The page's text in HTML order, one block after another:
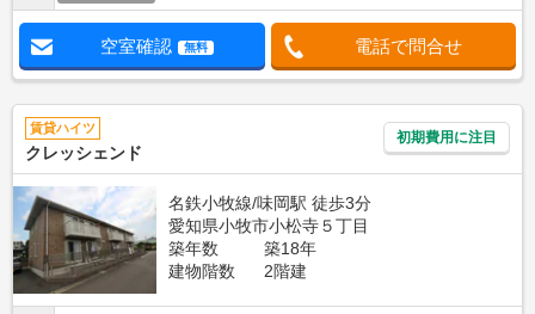
空室確認 無料 電話で問合せ
賃貸ハイツ
クレッシェンド
初期費用に注目
名鉄小牧線/味岡駅 徒歩3分
愛知県小牧市小松寺５丁目
築年数
築18年
建物階数
2階建